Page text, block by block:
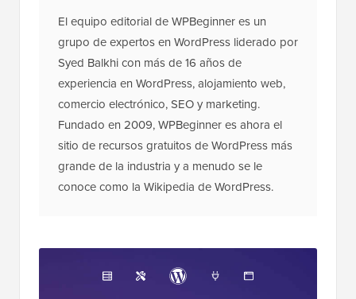
El equipo editorial de WPBeginner es un
grupo de expertos en WordPress liderado por
Syed Balkhi con más de 16 años de
experiencia en WordPress, alojamiento web,
comercio electrónico, SEO y marketing.
Fundado en 2009, WPBeginner es ahora el
sitio de recursos gratuitos de WordPress más
grande de la industria y a menudo se le
conoce como la Wikipedia de WordPress.